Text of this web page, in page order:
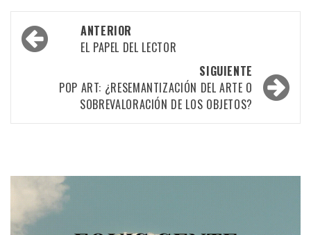
Navegación
por
entradas
ANTERIOR
EL PAPEL DEL LECTOR
SIGUIENTE
POP ART: ¿RESEMANTIZACIÓN DEL ARTE O
SOBREVALORACIÓN DE LOS OBJETOS?